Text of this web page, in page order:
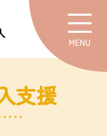
MENU
支援